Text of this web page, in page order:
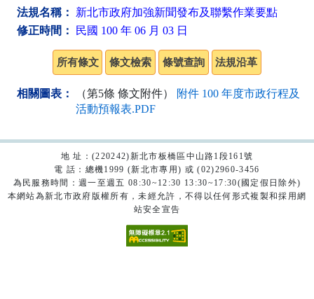
法規名稱：
新北市政府加強新聞發布及聯繫作業要點
修正時間：
民國 100 年 06 月 03 日
相關圖表： （第5條 條文附件）
附件 100 年度市政行程及
活動預報表.PDF
地 址：(220242)新北市板橋區中山路1段161號
電 話：總機1999 (新北市專用) 或 (02)2960-3456
為民服務時間：週一至週五 08:30~12:30 13:30~17:30(國定假日除外)
本網站為新北市政府版權所有，未經允許，不得以任何形式複製和採用網
站安全宣告